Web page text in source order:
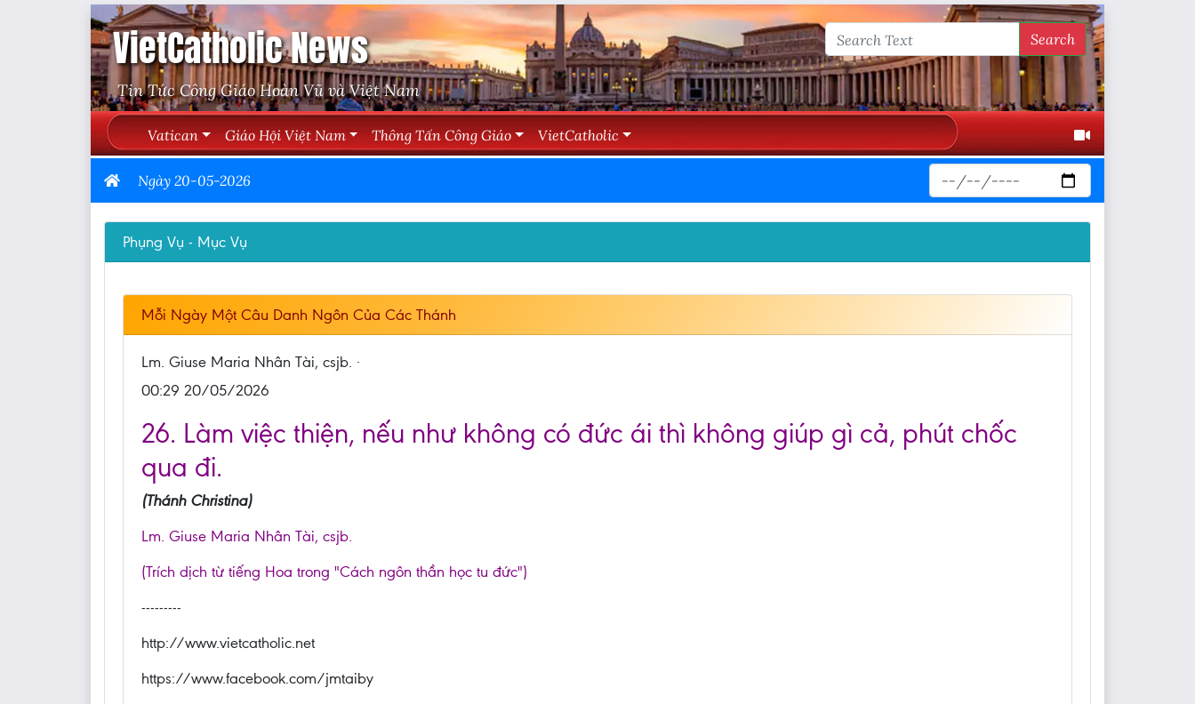
VietCatholic News
Tin Tức Công Giáo Hoàn Vũ và Việt Nam
Search
Vatican Giáo Hội Việt Nam Thông Tấn Công Giáo VietCatholic
Ngày 20-05-2026
Phụng Vụ - Mục Vụ
Mỗi Ngày Một Câu Danh Ngôn Của Các Thánh
Lm. Giuse Maria Nhân Tài, csjb. ·
00:29 20/05/2026
26. Làm việc thiện, nếu như không có đức ái thì không giúp gì cả, phút chốc
qua đi.
(Thánh Christina)
Lm. Giuse Maria Nhân Tài, csjb.
(Trích dịch từ tiếng Hoa trong "Cách ngôn thần học tu đức")
---------
http://www.vietcatholic.net
https://www.facebook.com/jmtaiby